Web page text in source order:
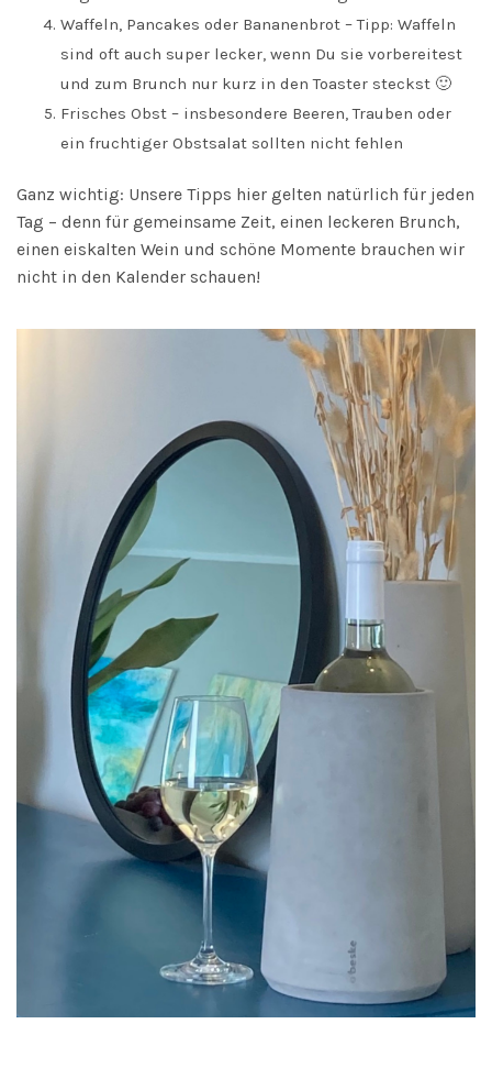
Waffeln, Pancakes oder Bananenbrot – Tipp: Waffeln
sind oft auch super lecker, wenn Du sie vorbereitest
und zum Brunch nur kurz in den Toaster steckst 🙂
Frisches Obst – insbesondere Beeren, Trauben oder
ein fruchtiger Obstsalat sollten nicht fehlen
Ganz wichtig: Unsere Tipps hier gelten natürlich für jeden
Tag – denn für gemeinsame Zeit, einen leckeren Brunch,
einen eiskalten Wein und schöne Momente brauchen wir
nicht in den Kalender schauen!